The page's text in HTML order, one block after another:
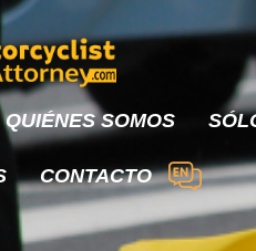
QUIÉNES SOMOS
CONTACTO